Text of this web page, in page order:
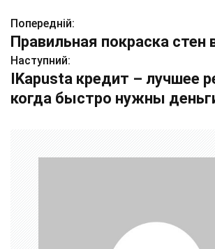
Н
а
в
і
Попередній:
Правильная покраска стен
Наступний:
IKapusta кредит – лучшее
когда быстро нужны